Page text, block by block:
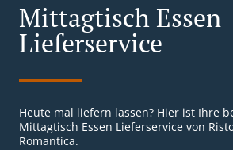
Mittagtisch Essen
Lieferservice
Heute mal liefern lassen? Hier ist Ihre
Mittagtisch Essen Lieferservice von
Romantica.